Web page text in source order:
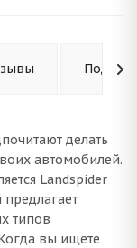
делать
автомобилей.
Landspider
типов
вы ищете